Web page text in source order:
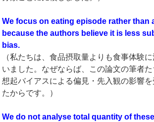
We focus on eating episode rather than
because the authors believe it is less
bias.
（私たちは、食品摂取量よりも食事体験
いました。なぜならば、この論文の筆者た
想起バイアスによる偏見・先入観の影響を
たからです。）
We do not analyse total quantity of